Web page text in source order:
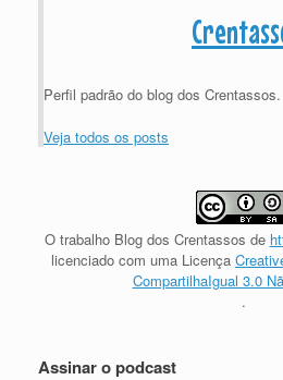
Perfil padrão do blog dos Crentassos.
Veja todos os posts
O trabalho Blog dos Crentassos de
licenciado com uma Licença
CompartilhaIgual 3.0
.
Assinar o podcast